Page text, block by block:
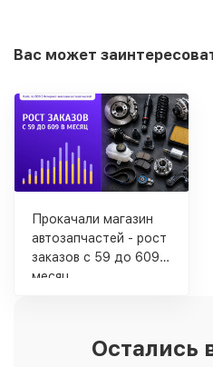
Вас может
Прокачали магазин
автозапчастей - рост
заказов с 59 до 609 в
месяц
Остались